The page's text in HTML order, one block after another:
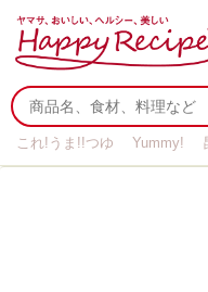
これ!うま!!つゆ Yummy!